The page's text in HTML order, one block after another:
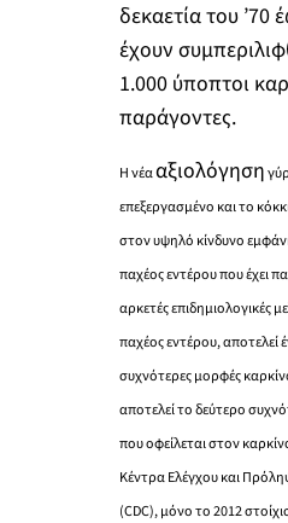
δεκαετία του ’70
έχουν
1.000 ύποπτοι
παράγοντες.
Η νέααξιολόγηση
επεξεργασμένο και το
στον υψηλό κίνδυνο
παχέος εντέρου που έχει
αρκετές επιδημιολογικές
παχέος εντέρου, αποτελεί
συχνότερες μορφές
αποτελεί το δεύτερο
που οφείλεται στον
Κέντρα Ελέγχου και
(CDC), μόνο το 2012